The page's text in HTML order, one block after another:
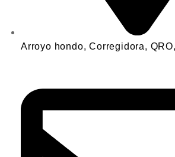
Arroyo hondo, Corregidora,